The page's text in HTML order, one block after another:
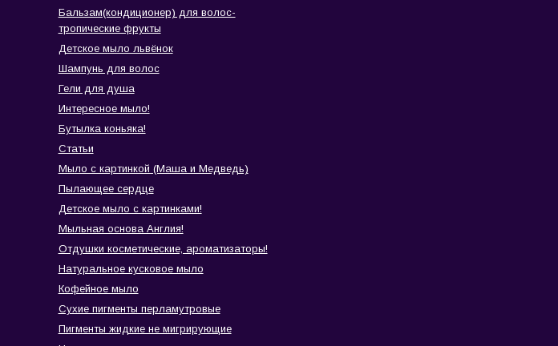
Бальзам(кондиционер) для волос-
тропические фрукты
Детское мыло львёнок
Шампунь для волос
Гели для душа
Интересное мыло!
Бутылка коньяка!
Статьи
Мыло с картинкой (Маша и Медведь)
Пылающее сердце
Детское мыло с картинками!
Мыльная основа Англия!
Отдушки косметические, ароматизаторы!
Натуральное кусковое мыло
Кофейное мыло
Сухие пигменты перламутровые
Пигменты жидкие не мигрирующие